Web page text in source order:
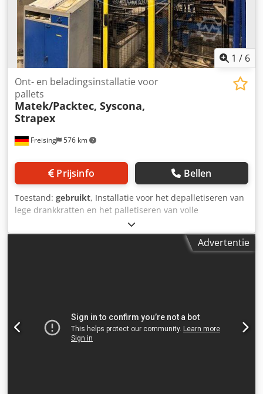
informatie is deze volledig functioneel. Documentatie is
aanwezig. Een bezichtiging ter plaatse is mogelijk.
Dkjdpszlkavefx Aiasr
1 / 6
Freising 576 km
Ont- en beladingsinstallatie voor
pallets
Matek/Packtec, Syscona,
Strapex
Prijsinfo Bellen
Toestand: gebruikt, Installatie voor het depalletiseren van
lege drankkratten en het palletiseren van volle
drankkratten. Het systeem bestaat uit de volgende
componenten: - Depalletiseermachine (Matek/Packtech,
2001), grijparmrobot met klemgrijpers. In 2017 zijn er
128" etiketten - Palletomsnoeringsinstallatie (Strapex,
2005) - Pallettransportbanden met aan- en afvoerstations
Machine (extra): complete be- en ontpalletiseerlijn voor
Advertentie